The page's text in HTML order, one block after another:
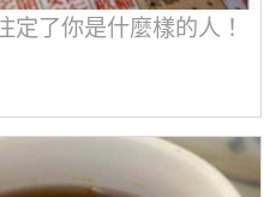
定了你是什麼樣的人！